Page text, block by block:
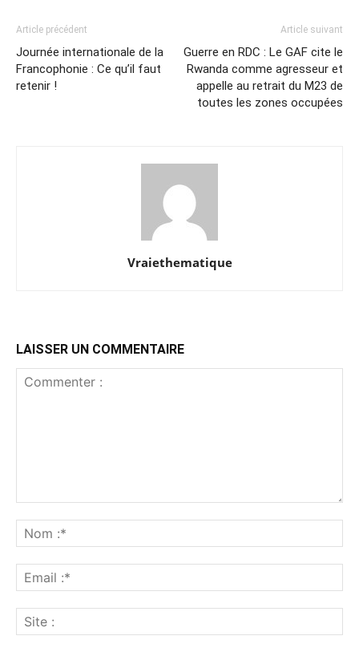
Article précédent
Journée internationale de la
Francophonie : Ce qu’il faut
retenir !
Article suivant
Guerre en RDC : Le GAF cite le
Rwanda comme agresseur et
appelle au retrait du M23 de
toutes les zones occupées
Vraiethematique
LAISSER UN COMMENTAIRE